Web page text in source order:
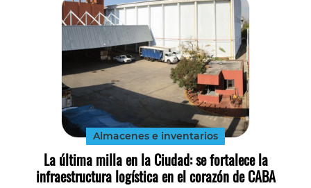
Almacenes e inventarios
La última milla en la Ciudad: se fortalece la
infraestructura logística en el corazón de CABA